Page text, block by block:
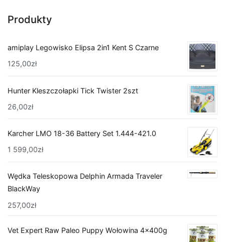
Produkty
amiplay Legowisko Elipsa 2in1 Kent S Czarne
125,00zł
Hunter Kleszczołapki Tick Twister 2szt
26,00zł
Karcher LMO 18-36 Battery Set 1.444-421.0
1 599,00zł
Wędka Teleskopowa Delphin Armada Traveler
BlackWay
257,00zł
Vet Expert Raw Paleo Puppy Wołowina 4x400g